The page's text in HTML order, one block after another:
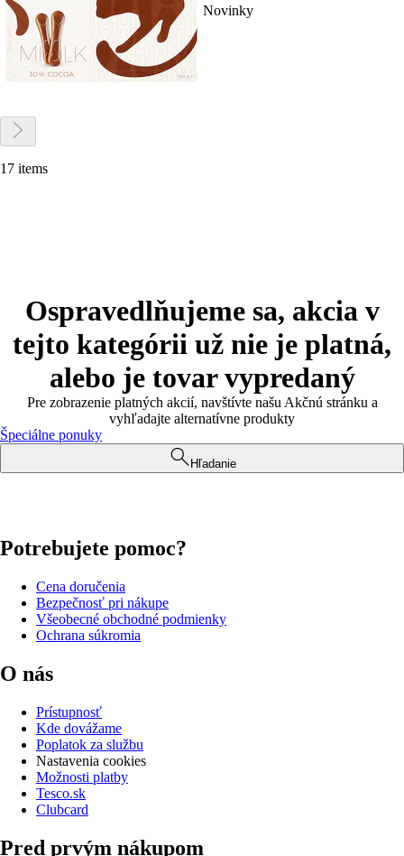
Novinky
17 items
Ospravedlňujeme sa, akcia v
tejto kategórii už nie je platná,
alebo je tovar vypredaný
Pre zobrazenie platných akcií, navštívte našu Akčnú stránku a
vyhľadajte alternatívne produkty
Špeciálne ponuky
Hľadanie
Potrebujete pomoc?
Cena doručenia
Bezpečnosť pri nákupe
Všeobecné obchodné podmienky
Ochrana súkromia
O nás
Prístupnosť
Kde dovážame
Poplatok za službu
Nastavenia cookies
Možnosti platby
Tesco.sk
Clubcard
Pred prvým nákupom